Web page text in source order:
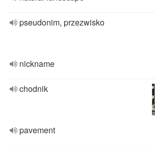
pseudonim, przezwisko
nickname
chodnik
pavement